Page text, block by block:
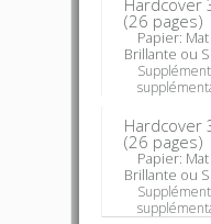
Hardcover
(26 pages)
Papier:
Brillante ou
Hardcover
(26 pages)
Papier:
Brillante ou